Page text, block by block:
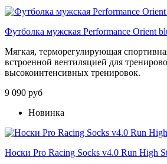
Футболка мужская Performance Orient
Мягкая, терморегулирующая
встроенной вентиляцией для
высокоинтенсивных тренировок.
9 090 руб
Новинка
Носки Pro Racing Socks v4.0 Run High